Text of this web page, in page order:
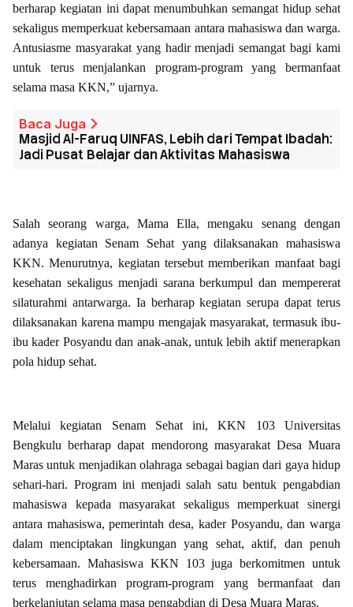
berharap kegiatan ini dapat menumbuhkan semangat hidup sehat
sekaligus memperkuat kebersamaan antara mahasiswa dan warga.
Antusiasme masyarakat yang hadir menjadi semangat bagi kami
untuk terus menjalankan program-program yang bermanfaat
selama masa KKN,” ujarnya.
Baca Juga
Masjid Al-Faruq UINFAS, Lebih dari Tempat Ibadah:
Jadi Pusat Belajar dan Aktivitas Mahasiswa
Salah seorang warga, Mama Ella, mengaku senang dengan
adanya kegiatan Senam Sehat yang dilaksanakan mahasiswa
KKN. Menurutnya, kegiatan tersebut memberikan manfaat bagi
kesehatan sekaligus menjadi sarana berkumpul dan mempererat
silaturahmi antarwarga. Ia berharap kegiatan serupa dapat terus
dilaksanakan karena mampu mengajak masyarakat, termasuk ibu-
ibu kader Posyandu dan anak-anak, untuk lebih aktif menerapkan
pola hidup sehat.
Melalui kegiatan Senam Sehat ini, KKN 103 Universitas
Bengkulu berharap dapat mendorong masyarakat Desa Muara
Maras untuk menjadikan olahraga sebagai bagian dari gaya hidup
sehari-hari. Program ini menjadi salah satu bentuk pengabdian
mahasiswa kepada masyarakat sekaligus memperkuat sinergi
antara mahasiswa, pemerintah desa, kader Posyandu, dan warga
dalam menciptakan lingkungan yang sehat, aktif, dan penuh
kebersamaan. Mahasiswa KKN 103 juga berkomitmen untuk
terus menghadirkan program-program yang bermanfaat dan
berkelanjutan selama masa pengabdian di Desa Muara Maras.